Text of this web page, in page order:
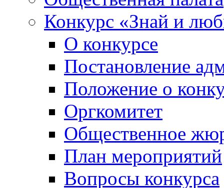
Конкурс «Знай и
О конкурсе
Постановление
Положение о
Оргкомитет
Общественное
План мероприятий
Вопросы конкурса